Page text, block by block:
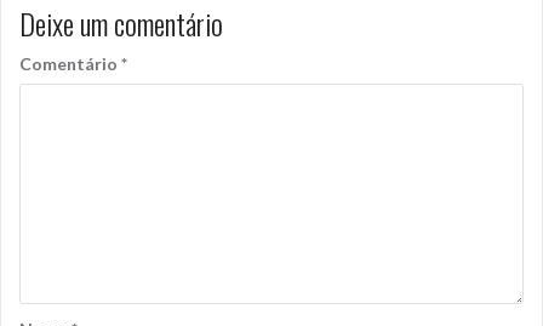
Deixe um comentário
Comentário *